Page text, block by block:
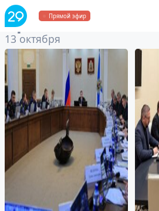
Прямой эфир
Архивза 13
13 октября